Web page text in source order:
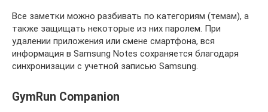
Все заметки можно разбивать по категориям (темам), а
также защищать некоторые из них паролем. При
удалении приложения или смене смартфона, вся
информация в Samsung Notes сохраняется благодаря
синхронизации с учетной записью Samsung.
GymRun Companion